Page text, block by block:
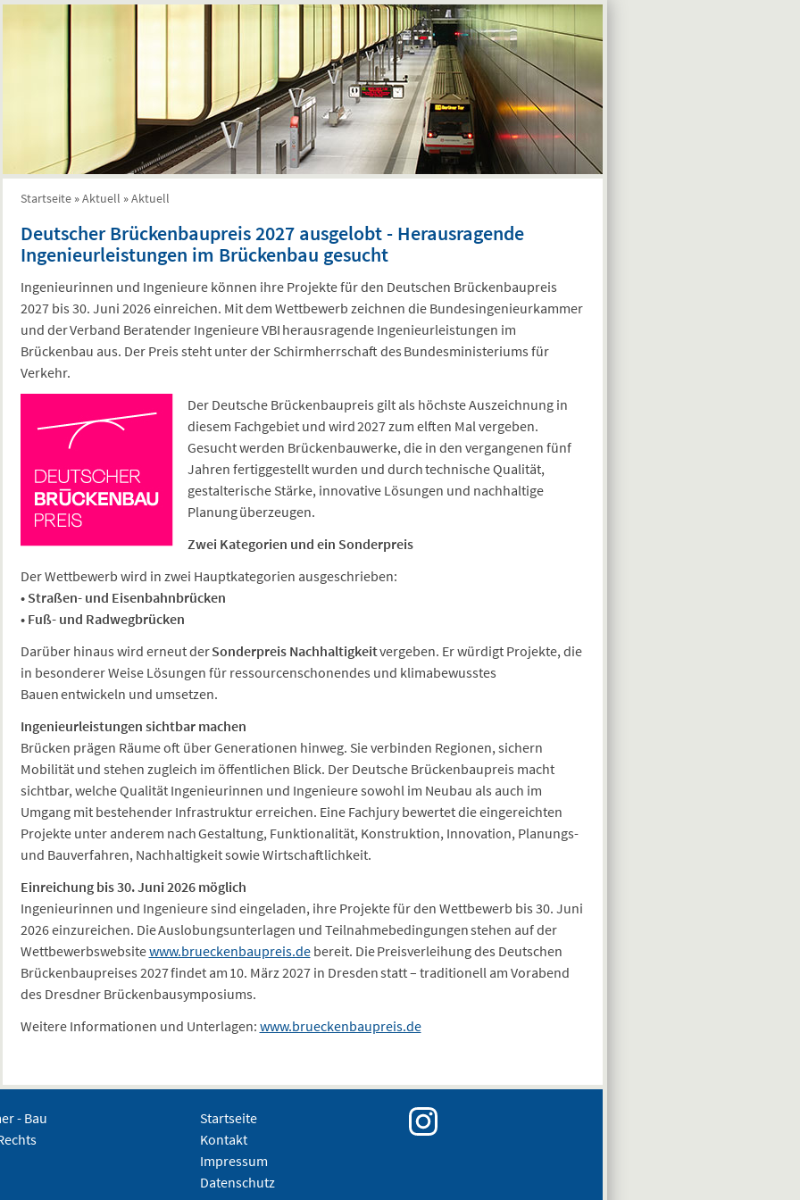
Sie sind hier
Startseite »Aktuell »Aktuell
Deutscher Brückenbaupreis 2027 ausgelobt - Herausragende
Ingenieurleistungen im Brückenbau gesucht
Ingenieurinnen und Ingenieure können ihre Projekte für den Deutschen Brückenbaupreis
2027 bis 30. Juni 2026 einreichen. Mit dem Wettbewerb zeichnen die Bundesingenieurkammer
und der Verband Beratender Ingenieure VBI herausragende Ingenieurleistungen im
Brückenbau aus. Der Preis steht unter der Schirmherrschaft des Bundesministeriums für
Verkehr.
Der Deutsche Brückenbaupreis gilt als höchste Auszeichnung in
diesem Fachgebiet und wird 2027 zum elften Mal vergeben.
Gesucht werden Brückenbauwerke, die in den vergangenen fünf
Jahren fertiggestellt wurden und durch technische Qualität,
gestalterische Stärke, innovative Lösungen und nachhaltige
Planung überzeugen.
Zwei Kategorien und ein Sonderpreis
Der Wettbewerb wird in zwei Hauptkategorien ausgeschrieben:
• Straßen- und Eisenbahnbrücken
• Fuß- und Radwegbrücken
Darüber hinaus wird erneut derSonderpreis Nachhaltigkeitvergeben. Er würdigt Projekte, die
in besonderer Weise Lösungen für ressourcenschonendes und klimabewusstes
Bauen entwickeln und umsetzen.
Ingenieurleistungen sichtbar machen
Brücken prägen Räume oft über Generationen hinweg. Sie verbinden Regionen, sichern
Mobilität und stehen zugleich im öffentlichen Blick. Der Deutsche Brückenbaupreis macht
sichtbar, welche Qualität Ingenieurinnen und Ingenieure sowohl im Neubau als auch im
Umgang mit bestehender Infrastruktur erreichen. Eine Fachjury bewertet die eingereichten
Projekte unter anderem nach Gestaltung, Funktionalität, Konstruktion, Innovation, Planungs-
und Bauverfahren, Nachhaltigkeit sowie Wirtschaftlichkeit.
Einreichung bis 30. Juni 2026 möglich
Ingenieurinnen und Ingenieure sind eingeladen, ihre Projekte für den Wettbewerb bis 30. Juni
2026 einzureichen. Die Auslobungsunterlagen und Teilnahmebedingungen stehen auf der
Wettbewerbswebsitewww.brueckenbaupreis.debereit. Die Preisverleihung des Deutschen
Brückenbaupreises 2027 findet am 10. März 2027 in Dresden statt – traditionell am Vorabend
des Dresdner Brückenbausymposiums.
Weitere Informationen und Unterlagen: www.brueckenbaupreis.de
- Bau
Startseite
Kontakt
Impressum
Datenschutz
Instagram